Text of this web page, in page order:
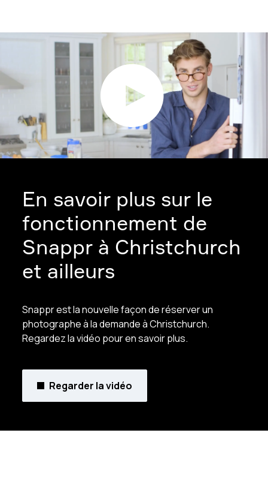
En savoir plus sur le
fonctionnement de
Snappr à Christchurch
et ailleurs
Snappr est la nouvelle façon de réserver un
photographe à la demande à Christchurch.
Regardez la vidéo pour en savoir plus.
Regarder la vidéo